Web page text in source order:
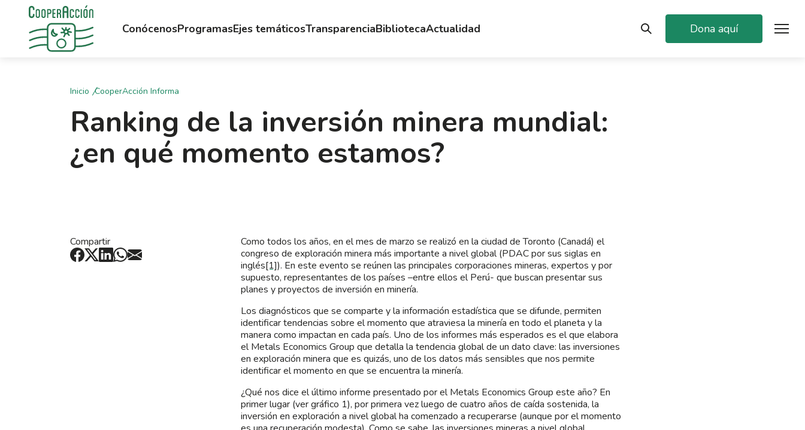
ConócenosProgramasEjes temáticosTransparenciaBibliotecaActualidad Dona aquí
Inicio CooperAcción Informa
Ranking de la inversión minera mundial:
¿en qué momento estamos?
Compartir
Como todos los años, en el mes de marzo se realizó en la ciudad de Toronto (Canadá) el
congreso de exploración minera más importante a nivel global (PDAC por sus siglas en
inglés[1]). En este evento se reúnen las principales corporaciones mineras, expertos y por
supuesto, representantes de los países –entre ellos el Perú- que buscan presentar sus
planes y proyectos de inversión en minería.
Los diagnósticos que se comparte y la información estadística que se difunde, permiten
identificar tendencias sobre el momento que atraviesa la minería en todo el planeta y la
manera como impactan en cada país. Uno de los informes más esperados es el que elabora
el Metals Economics Group que detalla la tendencia global de un dato clave: las inversiones
en exploración minera que es quizás, uno de los datos más sensibles que nos permite
identificar el momento en que se encuentra la minería.
¿Qué nos dice el último informe presentado por el Metals Economics Group este año? En
primer lugar (ver gráfico 1), por primera vez luego de cuatro años de caída sostenida, la
inversión en exploración a nivel global ha comenzado a recuperarse (aunque por el momento